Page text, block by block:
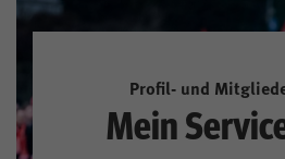
Profil- und
Mein